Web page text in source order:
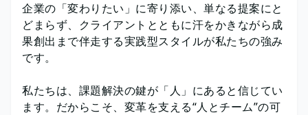
企業の「変わりたい」に寄り添い、単なる提案にと
どまらず、クライアントとともに汗をかきながら成
果創出まで伴走する実践型スタイルが私たちの強み
です。
私たちは、課題解決の鍵が「人」にあると信じてい
ます。だからこそ、変革を支える“人とチーム”の可